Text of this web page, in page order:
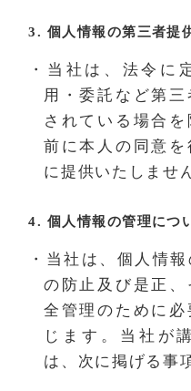
3. 個人情報の第三者提
・当社は、法令に
用・委託など第
されている場合
前に本人の同意
に提供いたしませ
4. 個人情報の管理につ
・当社は、個人情
の防止及び是正
全管理のために
じます。当社が
は、次に掲げる事